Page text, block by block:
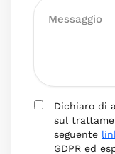
Dichiaro di
sul
seguente
GDPR ed